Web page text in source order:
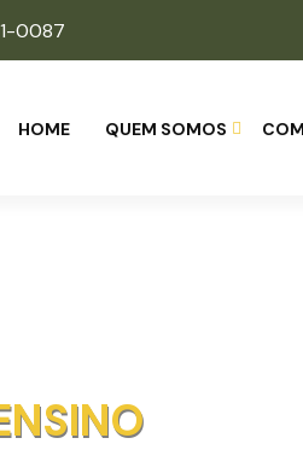
0087
HOME QUEM SOMOS